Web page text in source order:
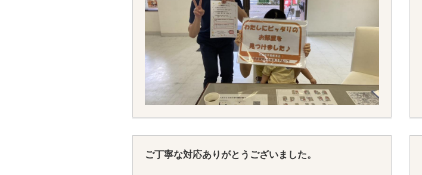
ご丁寧な対応ありがとうございました。